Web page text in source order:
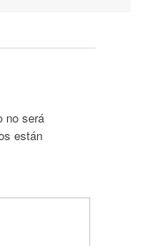
no será
están